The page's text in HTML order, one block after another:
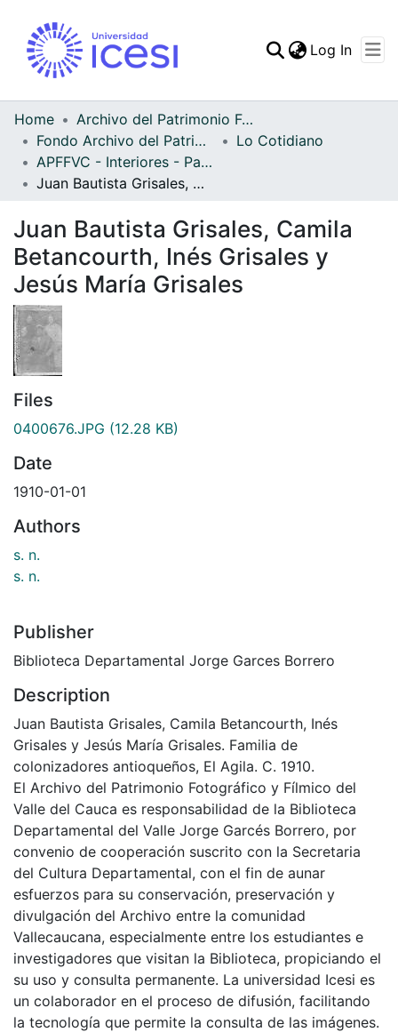
Statistics
Log In
Home
Archivo del Patrimonio Fotográfico y Fílmico del Valle del Cauca
Fondo Archivo del Patrimonio Fotográfico y Fílmico del Valle del Cauca
Lo Cotidiano
APFFVC - Interiores - Patrimonial
Juan Bautista Grisales, Camila Betancourth, Inés Grisales y Jesús María Grisales
Juan Bautista Grisales, Camila
Betancourth, Inés Grisales y
Jesús María Grisales
Files
0400676.JPG (12.28 KB)
Date
1910-01-01
Authors
s. n.
s. n.
Publisher
Biblioteca Departamental Jorge Garces Borrero
Description
Juan Bautista Grisales, Camila Betancourth, Inés
Grisales y Jesús María Grisales. Familia de
colonizadores antioqueños, El Agila. C. 1910.
El Archivo del Patrimonio Fotográfico y Fílmico del
Valle del Cauca es responsabilidad de la Biblioteca
Departamental del Valle Jorge Garcés Borrero, por
convenio de cooperación suscrito con la Secretaria
del Cultura Departamental, con el fin de aunar
esfuerzos para su conservación, preservación y
divulgación del Archivo entre la comunidad
Vallecaucana, especialmente entre los estudiantes e
investigadores que visitan la Biblioteca, propiciando el
su uso y consulta permanente. La universidad Icesi es
un colaborador en el proceso de difusión, facilitando
la tecnología que permite la consulta de las imágenes.